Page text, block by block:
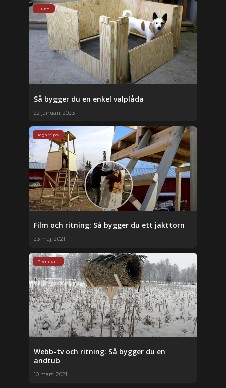
Hund
Så bygger du en enkel valplåda
22 januari, 2023
Jägartips
Film och ritning: Så bygger du ett jakttorn
23 maj, 2021
Premium
Webb-tv och ritning: Så bygger du en
andtub
10 mars, 2021